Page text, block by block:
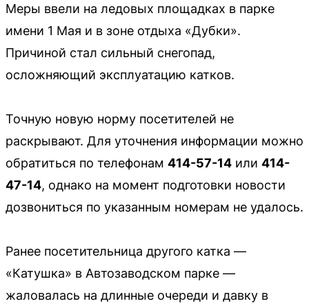
Меры ввели на ледовых площадках в парке
имени 1 Мая и в зоне отдыха «Дубки».
Причиной стал сильный снегопад,
осложняющий эксплуатацию катков.
Точную новую норму посетителей не
раскрывают. Для уточнения информации можно
обратиться по телефонам 414-57-14 или 414-
47-14, однако на момент подготовки новости
дозвониться по указанным номерам не удалось.
Ранее посетительница другого катка —
«Катушка» в Автозаводском парке —
жаловалась на длинные очереди и давку в